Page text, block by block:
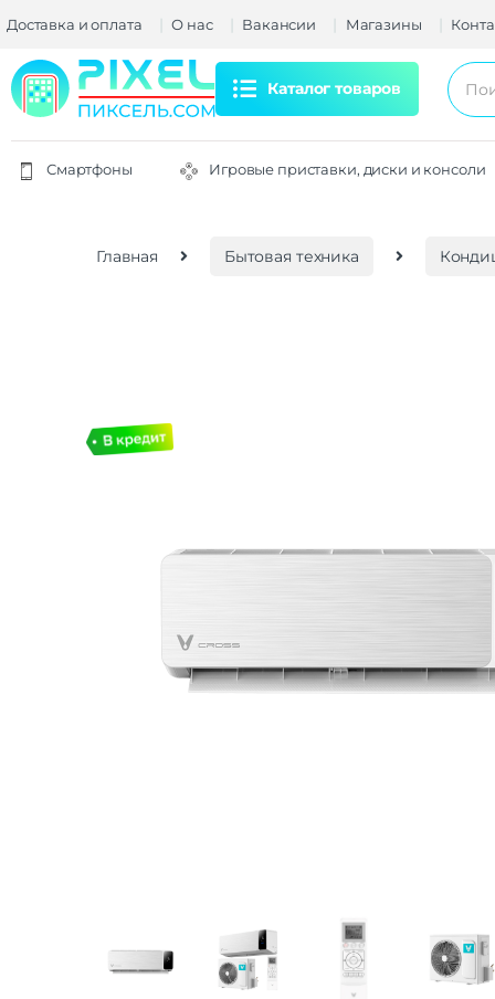
Доставка и оплата О нас Вакансии Магазины
Каталог товаров
Смартфоны Игровые приставки, диски и консоли
Главная Бытовая техника